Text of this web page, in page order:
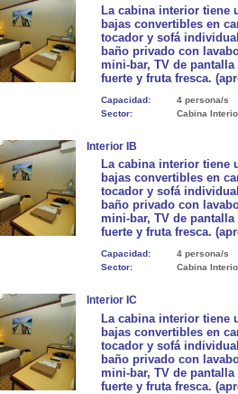
La cabina interior tiene
bajas convertibles en
tocador y sofá
baño privado con
mini-bar, TV de
fuerte y fruta fresca.
Capacidad:
4 persona/s
Sector:
Cabina
Interior IB
La cabina interior tiene
bajas convertibles en
tocador y sofá
baño privado con
mini-bar, TV de
fuerte y fruta fresca.
Capacidad:
4 persona/s
Sector:
Cabina
Interior IC
La cabina interior tiene
bajas convertibles en
tocador y sofá
baño privado con
mini-bar, TV de
fuerte y fruta fresca.